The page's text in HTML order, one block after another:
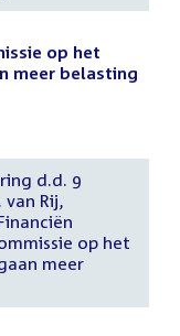
op het
meer belasting
d.d. 9
van Rij,
op het
meer